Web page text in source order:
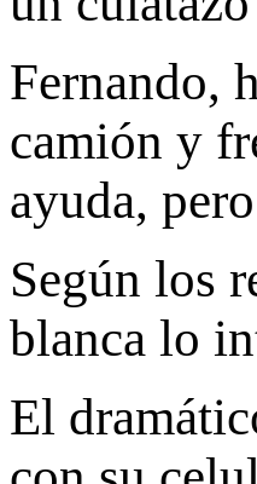
Fernando,
camión y
ayuda,
Según los
blanca lo
El